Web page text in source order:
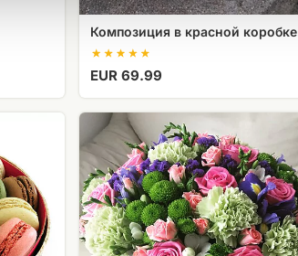
Композиция в красной коробке
EUR 69.99
Композиция
цветов
коробке